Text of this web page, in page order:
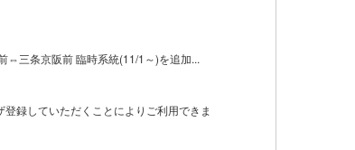
⇔三条京阪前 臨時系統(11/1～)を追加...
録していただくことによりご利用できま